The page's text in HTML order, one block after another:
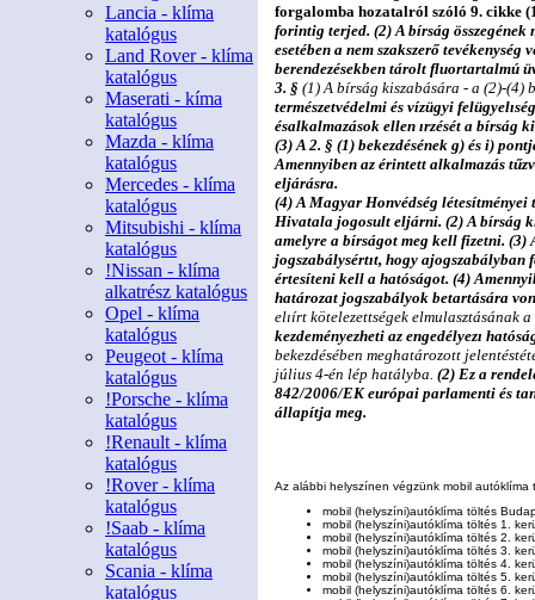
Lancia - klíma
katalógus
Land Rover - klíma
katalógus
Maserati - kíma
katalógus
Mazda - klíma
katalógus
Mercedes - klíma
katalógus
Mitsubishi - klíma
katalógus
!Nissan - klíma
alkatrész katalógus
Opel - klíma
katalógus
Peugeot - klíma
katalógus
!Porsche - klíma
katalógus
!Renault - klíma
katalógus
!Rover - klíma
katalógus
!Saab - klíma
katalógus
Scania - klíma
katalógus
forgalomba hozatalról szóló 9. cikke
forintig terjed. (2) A bírság
esetében a nem szakszerő tevékenység
berendezésekben tárolt fluortartalmú
3. § (1) A bírság kiszabására - a (2)-(4)
természetvédelmi és vízügyi felügyelı
ésalkalmazások ellen ırzését a bírság
(3) A 2. § (1) bekezdésének g) és i)
Amennyiben az érintett alkalmazás tű
eljárásra.
(4) A Magyar Honvédség
Hivatala jogosult eljárni. (2) A bírság
amelyre a bírságot meg kell fizetni. (3)
jogszabálysértıt, hogy ajogszabályban
értesíteni kell a hatóságot. (4)
határozat jogszabályok betartására
elıírt kötelezettségek elmulasztásának
kezdeményezheti az engedélyezı
bekezdésében meghatározott
július 4-én lép hatályba. (2) Ez a
842/2006/EK európai parlamenti és
állapítja meg.
Az alábbi helyszínen végzünk mobil
mobil (helyszíni)autóklíma töltés
mobil (helyszíni)autóklíma töltés 1.
mobil (helyszíni)autóklíma töltés 2.
mobil (helyszíni)autóklíma töltés 3.
mobil (helyszíni)autóklíma töltés 4.
mobil (helyszíni)autóklíma töltés 5.
mobil (helyszíni)autóklíma töltés 6.